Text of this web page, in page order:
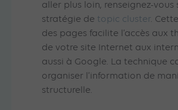
aller plus loin, renseignez-vous
stratégie de topic cluster.
des pages facilite l’accès aux
de votre site Internet aux
aussi à Google. La technique
organiser l’information de
structurelle.